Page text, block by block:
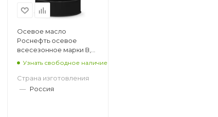
Осевое масло
Роснефть осевое
всесезонное марки В,
Узнать свободное наличие
Страна изготовления
— Россия